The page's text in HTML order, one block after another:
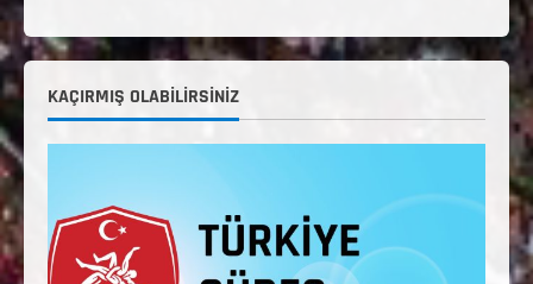
KAÇIRMIŞ OLABILIRSINIZ